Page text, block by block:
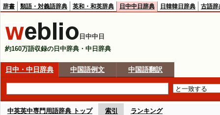
辞書 類語・対義語辞典 英和・和英辞典 日中中日辞典 日韓韓日辞典 古語辞
日中中日
約160万語収録の日中辞典・中日辞典
日中・中日辞典 中国語例文 中国語翻訳
中英英中専門用語辞典 トップ 索引 ランキング